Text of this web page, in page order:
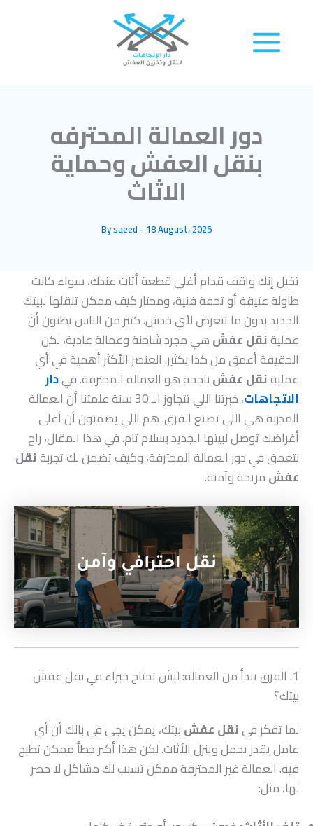
⁠دور العمالة المحترفه
بنقل العفش وحماية
الاثاث
Bysaeed - 18 August، 2025
تخيل إنك واقف قدام أغلى قطعة أثاث عندك، سواء كانت
طاولة عتيقة أو تحفة فنية، ومحتار كيف ممكن تنقلها لبيتك
الجديد بدون ما تتعرض لأي خدش. كثير من الناس يظنون أن
عمليةنقل عفشهي مجرد شاحنة وعمالة عادية، لكن
الحقيقة أعمق من كذا بكثير. العنصر الأكثر أهمية في أي
عمليةنقل عفشناجحة هو العمالة المحترفة. فيدار
الاتجاهات
، خبرتنا اللي تتجاوز الـ 30 سنة علمتنا أن العمالة
المدربة هي اللي تصنع الفرق. هم اللي يضمنون أن أغلى
أغراضك توصل لبيتها الجديد بسلام تام. في هذا المقال، راح
نتعمق في دور العمالة المحترفة، وكيف تضمن لك تجربةنقل
عفشمريحة وآمنة.
1. الفرق يبدأ من العمالة: ليش تحتاج خبراء في نقل عفش
بيتك؟
لما تفكر فينقل عفشبيتك، يمكن يجي في بالك أن أي
عامل يقدر يحمل وينزل الأثاث. لكن هذا أكبر خطأ ممكن تطيح
فيه. العمالة غير المحترفة ممكن تسبب لك مشاكل لا حصر
لها، مثل: